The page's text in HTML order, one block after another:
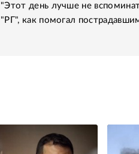
"Этот день лучше не
"РГ", как помогал